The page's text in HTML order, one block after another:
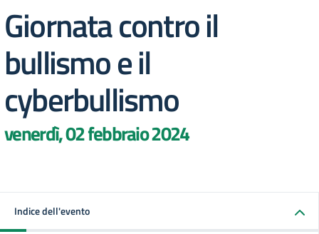
Giornata contro il
bullismo e il
cyberbullismo
venerdì, 02 febbraio 2024
Indice dell'evento